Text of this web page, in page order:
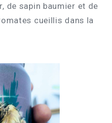
de sapin baumier et de
cueillis dans la